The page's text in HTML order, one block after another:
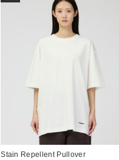
Stain Repellent Pullover